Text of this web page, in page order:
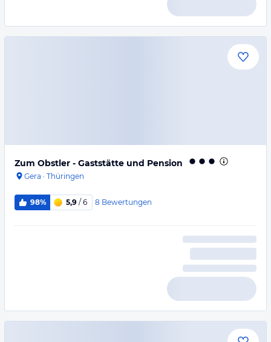
Zum Obstler - Gaststätte und Pension
Gera · Thüringen
98% 5,9 / 6 8 Bewertungen